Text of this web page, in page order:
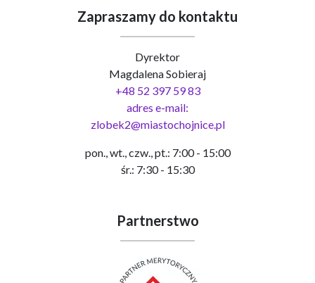
Zapraszamy do kontaktu
Dyrektor
Magdalena Sobieraj
+48 52 397 59 83
adres e-mail:
zlobek2@miastochojnice.pl
pon., wt., czw., pt.: 7:00 - 15:00
śr.: 7:30 - 15:30
Partnerstwo